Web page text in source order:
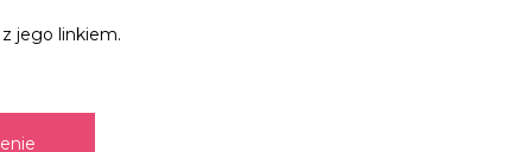
jego linkiem.